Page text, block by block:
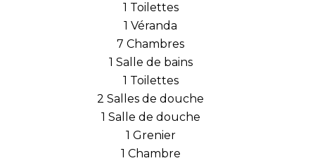
1 Toilettes
1 Véranda
7 Chambres
1 Salle de bains
1 Toilettes
2 Salles de douche
1 Salle de douche
1 Grenier
1 Chambre